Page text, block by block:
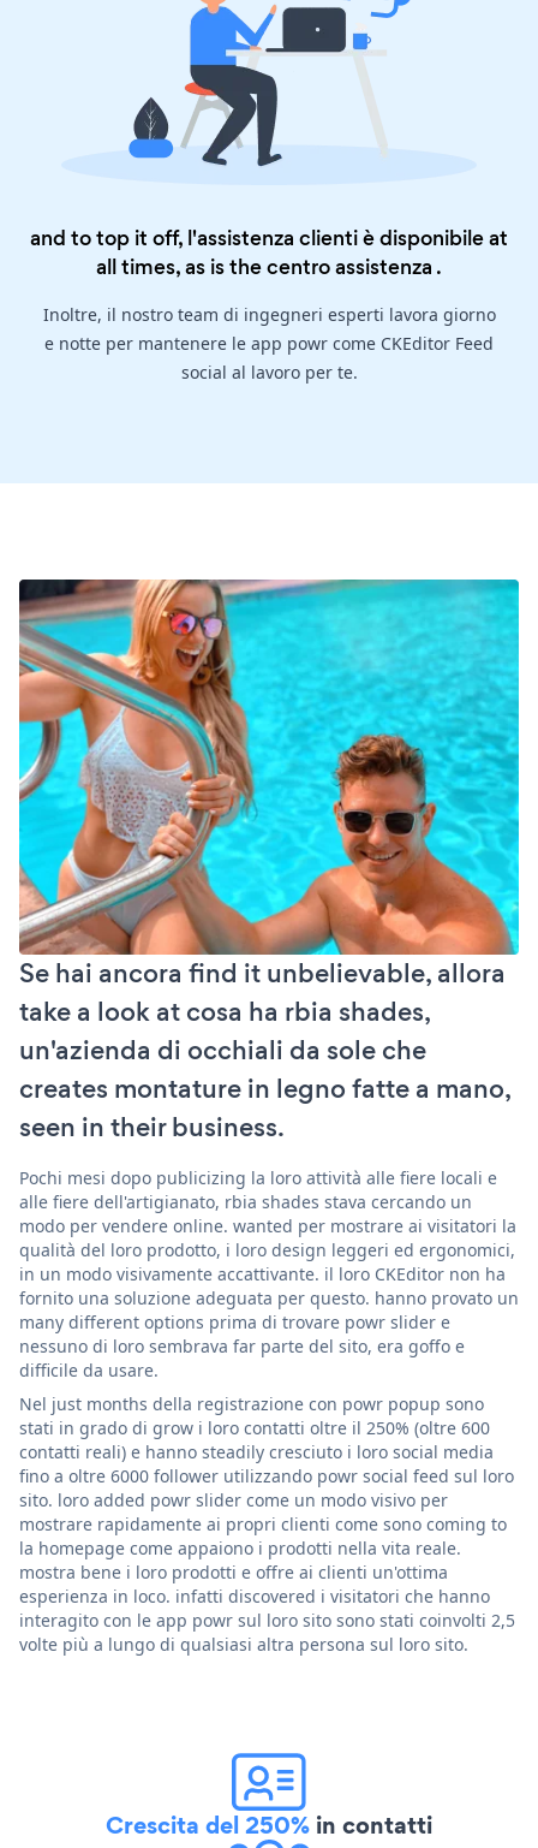
and to top it off, l'assistenza clienti è disponibile at
all times, as is thecentro assistenza .
Inoltre, il nostro team di ingegneri esperti lavora giorno
e notte per mantenere le app powr come CKEditor Feed
social al lavoro per te.
Se hai ancora find it unbelievable, allora
take a look at cosa ha rbia shades,
un'azienda di occhiali da sole che
creates montature in legno fatte a mano,
seen in their business.
Pochi mesi dopo publicizing la loro attività alle fiere locali e
alle fiere dell'artigianato, rbia shades stava cercando un
modo per vendere online. wanted per mostrare ai visitatori la
qualità del loro prodotto, i loro design leggeri ed ergonomici,
in un modo visivamente accattivante. il loro CKEditor non ha
fornito una soluzione adeguata per questo. hanno provato un
many different options prima di trovare powr slider e
nessuno di loro sembrava far parte del sito, era goffo e
difficile da usare.
Nel just months della registrazione con powr popup sono
stati in grado di grow i loro contatti oltre il 250% (oltre 600
contatti reali) e hanno steadily cresciuto i loro social media
fino a oltre 6000 follower utilizzando powr social feed sul loro
sito. loro added powr slider come un modo visivo per
mostrare rapidamente ai propri clienti come sono coming to
la homepage come appaiono i prodotti nella vita reale.
mostra bene i loro prodotti e offre ai clienti un'ottima
esperienza in loco. infatti discovered i visitatori che hanno
interagito con le app powr sul loro sito sono stati coinvolti 2,5
volte più a lungo di qualsiasi altra persona sul loro sito.
Crescita del 250% in contatti